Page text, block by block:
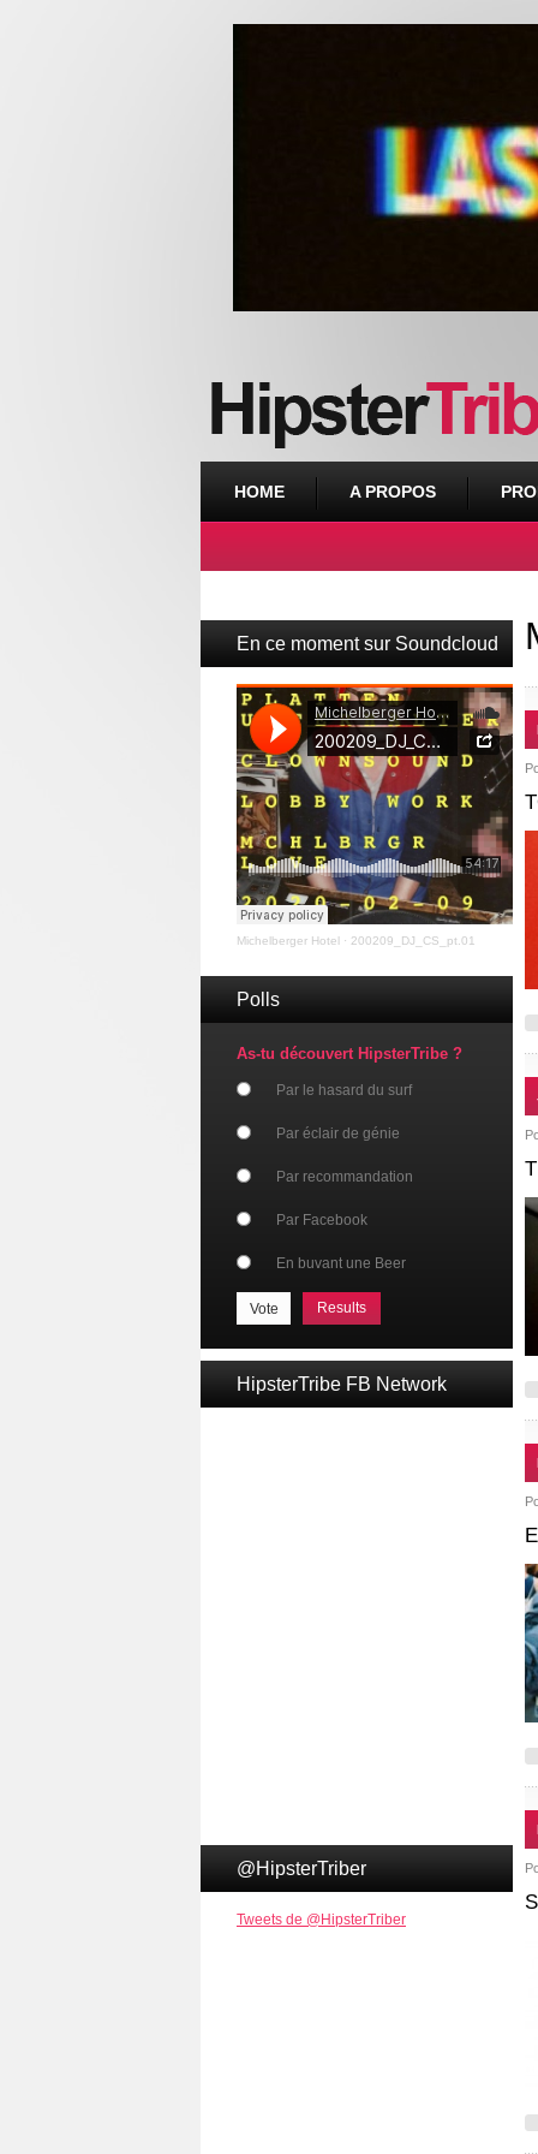
HOME A PROPOS
En ce moment sur Soundcloud
Michelberger Hotel · 200209_DJ_CS_pt.01
Polls
As-tu découvert HipsterTribe ?
Par le hasard du surf
Par éclair de génie
Par recommandation
Par Facebook
En buvant une Beer
Results
HipsterTribe FB Network
@HipsterTriber
Tweets de @HipsterTriber